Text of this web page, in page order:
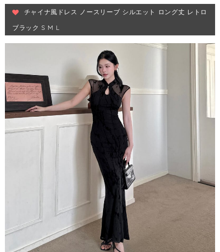
チャイナ風ドレス ノースリーブ シルエット ロング丈 レトロ
ブラック S M L